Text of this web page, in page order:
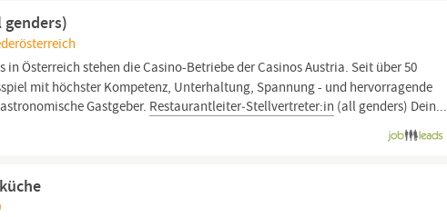
Österreich stehen die Casino-Betriebe der Casinos Austria. Seit über 50
mit höchster Kompetenz, Unterhaltung, Spannung - und hervorragende
Gastgeber. Restaurantleiter‑Stellvertreter:in (all genders) Dein...